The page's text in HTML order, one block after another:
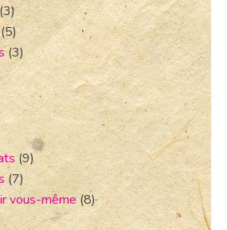
(3)
(5)
(3)
(9)
(7)
vous-même(8)